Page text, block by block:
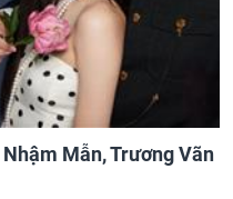
Mẫn, Trương Vãn